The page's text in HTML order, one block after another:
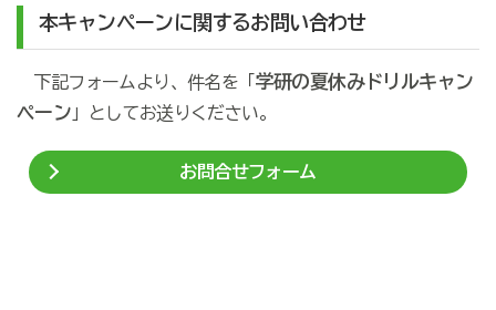
本キャンペーンに関するお問い合わせ
下記フォームより、件名を「 学研の夏休みドリルキャン
ペーン 」としてお送りください。
お問合せフォーム